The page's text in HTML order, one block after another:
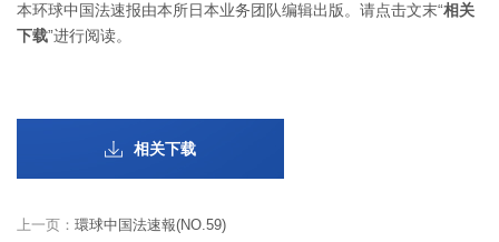
本环球中国法速报由本所日本业务团队编辑出版。请点击文末“相关
下载”进行阅读。
相关下载
上一页： 環球中国法速報(NO.59)